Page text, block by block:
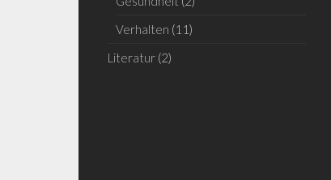
Verhalten (11)
Literatur(2)